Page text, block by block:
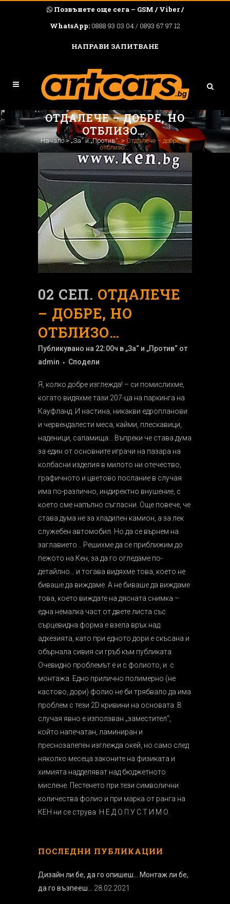
Позвънете още сега – GSM / Viber /
WhatsApp: 0888 93 03 04 / 0893 67 97 12
НАПРАВИ ЗАПИТВАНЕ
ОТДАЛЕЧЕ – ДОБРЕ, НО
ОТБЛИЗО…
Начало>„За“ и „Против“ > Отдалече – добре, но
отблизо…
02 СЕП. ОТДАЛЕЧЕ
– ДОБРЕ, НО
ОТБЛИЗО…
Публикувано на 22:00ч в „За“ и „Против“ от
admin
Сподели
Я, колко добре изглежда! – си помислихме,
когато видяхме тази 207-ца на паркинга на
Кауфланд. И настина, никакви едропланови
и червендалести меса, кайми, плескавици,
наденици, саламища… Въпреки че става дума
за един от основните играчи на пазара на
колбасни изделия в милото ни отечество,
графичното и цветово послание в случая
има по-различно, индиректно внушение, с
което сме напълно съгласни. Още повече, че
става дума не за хладилен камион, а за лек
служебен автомобил. Но да се върнем на
заглавието… Решихме да се приближим до
пежото на Кен, за да го огледаме по-
детайлно… и тогава видяхме това, което не
биваше да виждаме. А не биваше да виждаме
това, което виждате на дясната снимка –
една немалка част от двете листа със
сърцевидна форма е взела връх над
адхезията, като при едното дори е скъсана и
обърнала сивия си гръб към публиката.
Очевидно проблемът е и с фолиото, и с
монтажа. Едно прилично полимерно (не
кастово, дори) фолио не би трябвало да има
проблем с тези 2D кривини на основата. В
случая явно е използван „заместител“,
който напечатан, ламиниран и
преснозалепен изглежда окей, но само след
няколко месеца законите на физиката и
химията надделяват над бюджетното
мислене. Пестенето при тези символични
количества фолио и при марка от ранга на
КЕН ни се струва Н Е Д О П У С Т И М О.
ПОСЛЕДНИ ПУБЛИКАЦИИ
Дизайн ли бе, да го опишеш… Монтаж ли бе,
да го възпееш… 28.02.2021